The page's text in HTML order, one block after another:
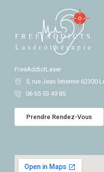
FreeAddictLaser
5, rue Jean letienne 62300
06 65 53 49 85
Prendre Rendez-Vous